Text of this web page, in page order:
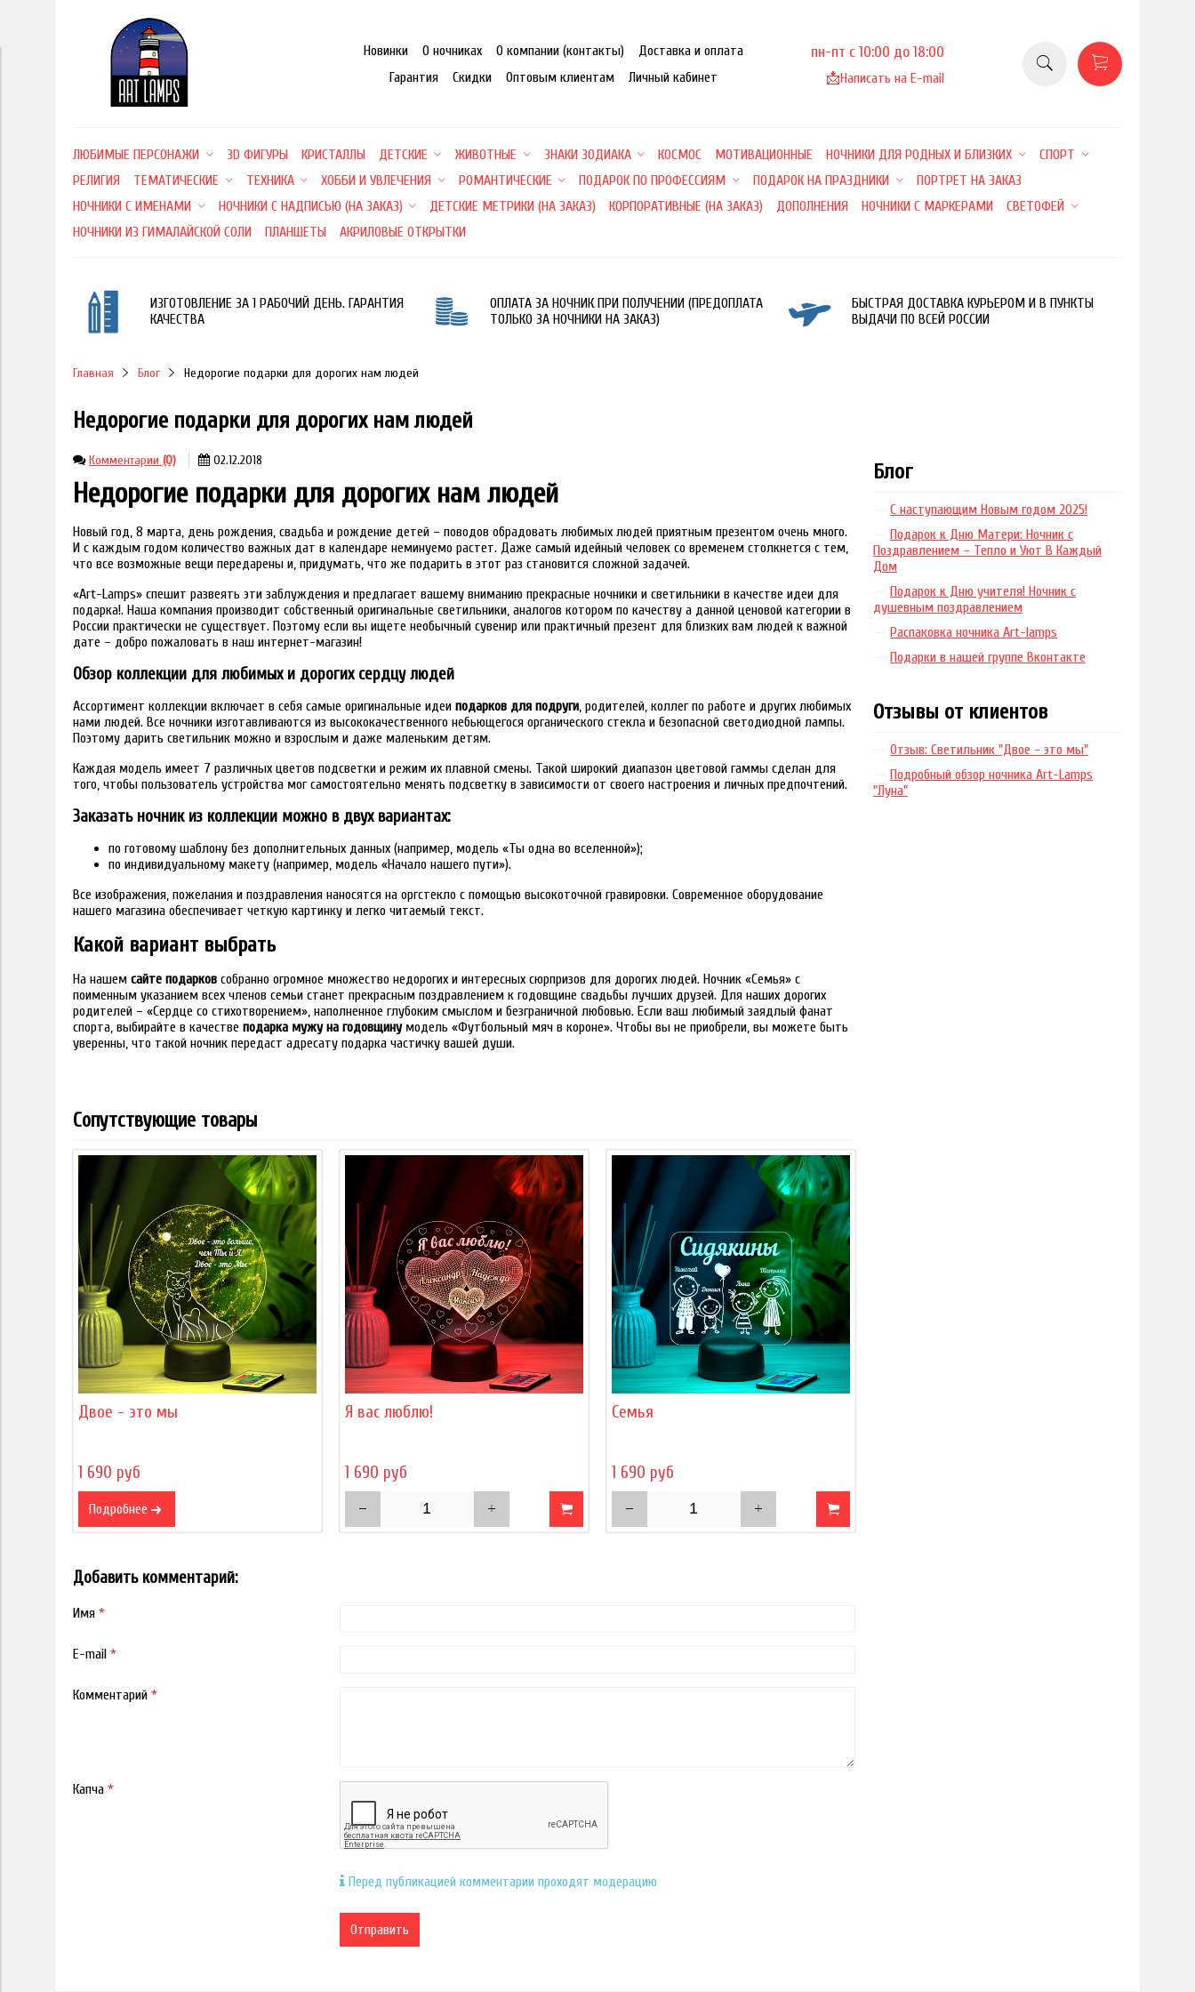
Новинки О ночниках О компании (контакты)
Доставка и оплата
Гарантия
Скидки Оптовым клиентам Личный кабинет
пн-пт с 10:00 до 18:00
📩Написать на E-mail
ЛЮБИМЫЕ ПЕРСОНАЖИ 3D ФИГУРЫ КРИСТАЛЛЫ ДЕТСКИЕ ЖИВОТНЫЕ ЗНАКИ ЗОДИАКА КОСМОС МОТИВАЦИОННЫЕ НОЧНИКИ ДЛЯ РОДНЫХ И БЛИЗКИХ
СПОРТ
РЕЛИГИЯ
ТЕМАТИЧЕСКИЕ ТЕХНИКА ХОББИ И УВЛЕЧЕНИЯ РОМАНТИЧЕСКИЕ ПОДАРОК ПО ПРОФЕССИЯМ ПОДАРОК НА ПРАЗДНИКИ
ПОРТРЕТ НА ЗАКАЗ
НОЧНИКИ С ИМЕНАМИ
НОЧНИКИ С НАДПИСЬЮ (НА ЗАКАЗ) ДЕТСКИЕ МЕТРИКИ (НА ЗАКАЗ) КОРПОРАТИВНЫЕ (НА ЗАКАЗ) ДОПОЛНЕНИЯ НОЧНИКИ С МАРКЕРАМИ
СВЕТОФЕЙ
НОЧНИКИ ИЗ ГИМАЛАЙСКОЙ СОЛИ
ПЛАНШЕТЫ АКРИЛОВЫЕ ОТКРЫТКИ
ИЗГОТОВЛЕНИЕ ЗА 1 РАБОЧИЙ ДЕНЬ. ГАРАНТИЯ
КАЧЕСТВА
ОПЛАТА ЗА НОЧНИК ПРИ ПОЛУЧЕНИИ (ПРЕДОПЛАТА
ТОЛЬКО ЗА НОЧНИКИ НА ЗАКАЗ)
БЫСТРАЯ ДОСТАВКА КУРЬЕРОМ И В ПУНКТЫ
ВЫДАЧИ ПО ВСЕЙ РОССИИ
Главная Блог Недорогие подарки для дорогих нам людей
Недорогие подарки для дорогих нам людей
Комментарии (0) 02.12.2018
Недорогие подарки для дорогих нам людей
Новый год, 8 марта, день рождения, свадьба и рождение детей – поводов обрадовать любимых людей приятным презентом очень много.
И с каждым годом количество важных дат в календаре неминуемо растет. Даже самый идейный человек со временем столкнется с тем,
что все возможные вещи передарены и, придумать, что же подарить в этот раз становится сложной задачей.
«Art-Lamps» спешит развеять эти заблуждения и предлагает вашему вниманию прекрасные ночники и светильники в качестве идеи для
подарка!. Наша компания производит собственный оригинальные светильники, аналогов котором по качеству а данной ценовой категории в
России практически не существует. Поэтому если вы ищете необычный сувенир или практичный презент для близких вам людей к важной
дате – добро пожаловать в наш интернет-магазин!
Обзор коллекции для любимых и дорогих сердцу людей
Ассортимент коллекции включает в себя самые оригинальные идеи подарков для подруги, родителей, коллег по работе и других любимых
нами людей. Все ночники изготавливаются из высококачественного небьющегося органического стекла и безопасной светодиодной лампы.
Поэтому дарить светильник можно и взрослым и даже маленьким детям.
Каждая модель имеет 7 различных цветов подсветки и режим их плавной смены. Такой широкий диапазон цветовой гаммы сделан для
того, чтобы пользователь устройства мог самостоятельно менять подсветку в зависимости от своего настроения и личных предпочтений.
Заказать ночник из коллекции можно в двух вариантах:
по готовому шаблону без дополнительных данных (например, модель «Ты одна во вселенной»);
по индивидуальному макету (например, модель «Начало нашего пути»).
Все изображения, пожелания и поздравления наносятся на оргстекло с помощью высокоточной гравировки. Современное оборудование
нашего магазина обеспечивает четкую картинку и легко читаемый текст.
Какой вариант выбрать
На нашем сайте подарков собранно огромное множество недорогих и интересных сюрпризов для дорогих людей. Ночник «Семья» с
поименным указанием всех членов семьи станет прекрасным поздравлением к годовщине свадьбы лучших друзей. Для наших дорогих
родителей – «Сердце со стихотворением», наполненное глубоким смыслом и безграничной любовью. Если ваш любимый заядлый фанат
спорта, выбирайте в качестве подарка мужу на годовщинумодель «Футбольный мяч в короне». Чтобы вы не приобрели, вы можете быть
уверенны, что такой ночник передаст адресату подарка частичку вашей души.
Сопутствующие товары
Двое - это мы
1 690 руб
Подробнее
Я вас люблю!
1 690 руб
Семья
1 690 руб
Добавить комментарий:
Имя *
E-mail *
Комментарий *
Капча *
Перед публикацией комментарии проходят модерацию
Отправить
Блог
С наступающим Новым годом 2025!
Подарок к Дню Матери: Ночник с
Поздравлением – Тепло и Уют В Каждый
Дом
Подарок к Дню учителя! Ночник с
душевным поздравлением
Распаковка ночника Art-lamps
Подарки в нашей группе Вконтакте
Отзывы от клиентов
Отзыв: Светильник "Двое - это мы"
Подробный обзор ночника Art-Lamps
"Луна"